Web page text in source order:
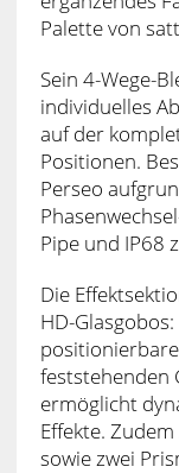
Palette von
Sein 4-Wege-
individuelles
auf der
Positionen.
Perseo
Pipe und IP68
Die
HD-
feststehenden
ermöglicht
Effekte.
sowie zwei